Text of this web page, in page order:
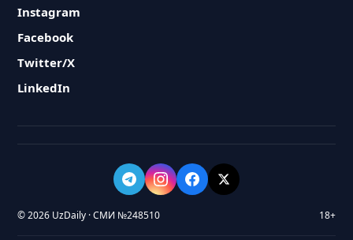
Instagram
Facebook
Twitter/X
LinkedIn
© 2026 UzDaily · СМИ №248510 18+